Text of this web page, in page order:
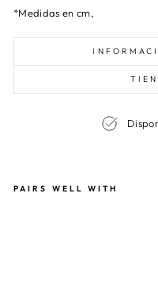
*Medidas en cm,
PAIRS WELL WITH